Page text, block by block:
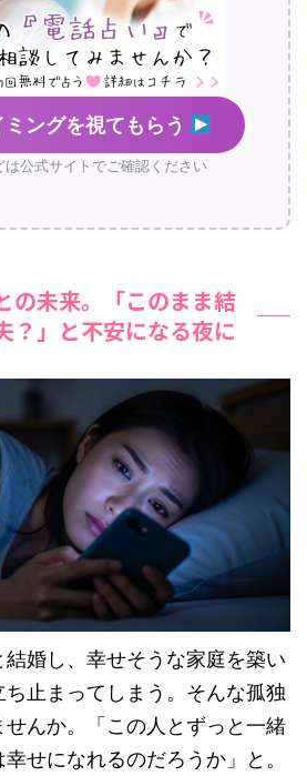
ングを視てもらう
は公式サイトでご確認ください
の未来。「このまま結
？」と不安になる夜に
婚し、幸せそうな家庭を築い
止まってしまう。そんな孤独
んか。「この人とずっと一緒
せになれるのだろうか」と。